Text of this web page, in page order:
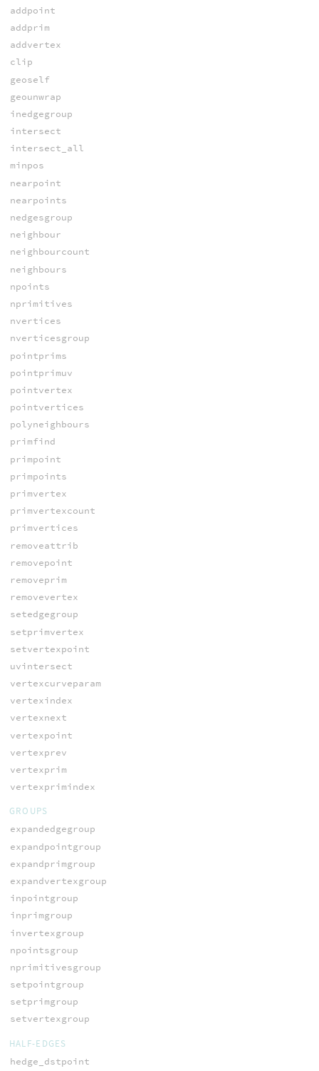
addpoint
addprim
addvertex
clip
geoself
geounwrap
inedgegroup
intersect
intersect_all
minpos
nearpoint
nearpoints
nedgesgroup
neighbour
neighbourcount
neighbours
npoints
nprimitives
nvertices
nverticesgroup
pointprims
pointprimuv
pointvertex
pointvertices
polyneighbours
primfind
primpoint
primpoints
primvertex
primvertexcount
primvertices
removeattrib
removepoint
removeprim
removevertex
setedgegroup
setprimvertex
setvertexpoint
uvintersect
vertexcurveparam
vertexindex
vertexnext
vertexpoint
vertexprev
vertexprim
vertexprimindex
GROUPS
expandedgegroup
expandpointgroup
expandprimgroup
expandvertexgroup
inpointgroup
inprimgroup
invertexgroup
npointsgroup
nprimitivesgroup
setpointgroup
setprimgroup
setvertexgroup
HALF-EDGES
hedge_dstpoint